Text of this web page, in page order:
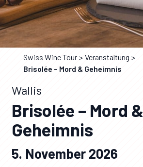
Swiss Wine Tour
Veranstaltung
Brisolée – Mord & Geheimnis
Wallis
Brisolée – Mord &
Geheimnis
5. November 2026